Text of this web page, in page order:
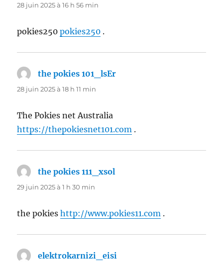
28 juin 2025 à 16 h 56 min
pokies250pokies250 .
the pokies 101_lsEr
28 juin 2025 à 18 h 11 min
The Pokies net Australia
https://thepokiesnet101.com .
the pokies 111_xsol
29 juin 2025 à 1 h 30 min
the pokieshttp://www.pokies11.com .
elektrokarnizi_eisi